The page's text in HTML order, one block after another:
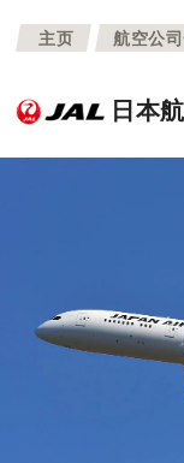
主页 航空公
日本